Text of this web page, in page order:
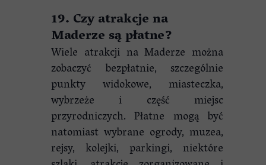
19. Czy atrakcje na
Maderze są płatne?
Wiele atrakcji na Maderze można
zobaczyć bezpłatnie, szczególnie
punkty widokowe, miasteczka,
wybrzeże i część miejsc
przyrodniczych. Płatne mogą być
natomiast wybrane ogrody, muzea,
rejsy, kolejki, parkingi, niektóre